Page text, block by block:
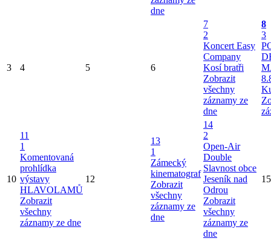
dne
3 4 5 6
7
2
Koncert Easy
Company
Kosí bratři
Zobrazit
všechny
záznamy ze
dne
8
3
10
11
1
Komentovaná
prohlídka
výstavy
HLAVOLAMŮ
Zobrazit
všechny
záznamy ze dne
12
13
1
Zámecký
kinematograf
Zobrazit
všechny
záznamy ze
dne
14
2
Open-Air
Double
Slavnost obce
Jeseník nad
Odrou
Zobrazit
všechny
záznamy ze
dne
15